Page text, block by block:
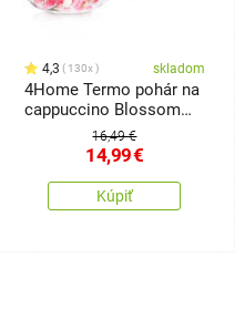
4,3 130x skladom
4Home Termo pohár na
cappuccino Blossom
Hot&Cool, 270 ml, 2 ks
16,49 €
14,99€
Kúpiť